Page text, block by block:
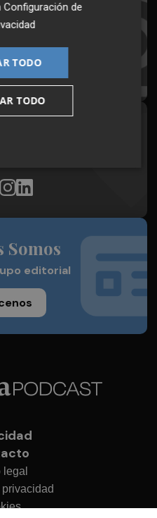
al Boletín
redes
Somos
editorial
Configuración de
TODO
TODO